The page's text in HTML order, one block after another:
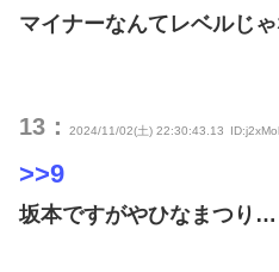
マイナーなんてレベルじ
13： 2024/11/02(土) 22:30:43.13
>>9
坂本ですがやひなまつり…